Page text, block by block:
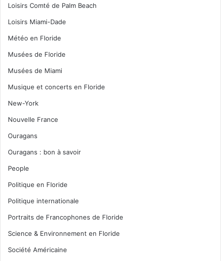
Loisirs Comté de Palm Beach
Loisirs Miami-Dade
Météo en Floride
Musées de Floride
Musées de Miami
Musique et concerts en Floride
New-York
Nouvelle France
Ouragans
Ouragans : bon à savoir
People
Politique en Floride
Politique internationale
Portraits de Francophones de Floride
Science & Environnement en Floride
Société Américaine